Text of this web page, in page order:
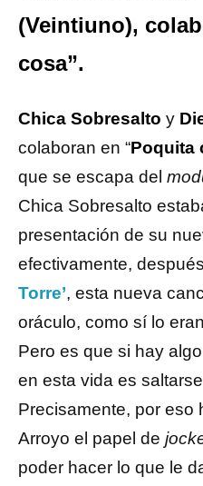
(Veintiuno),
cosa”.
Chica Sobresalto y
colaboran en “Poquita
que se escapa del
Chica Sobresalto
presentación de su
efectivamente,
Torre’, esta nueva
oráculo, como sí lo
Pero es que si hay
en esta vida es
Precisamente, por eso
Arroyo el papel de
poder hacer lo que le